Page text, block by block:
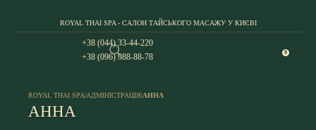
ROYAL THAI SPA - САЛОН ТАЙСЬКОГО МАСАЖУ У КИЄВІ
+38 (044) 33-44-220
+38 (096) 988-88-78
0
ROYAL THAI SPA|АДМІНІСТРАЦІЯ|АННА
АННА